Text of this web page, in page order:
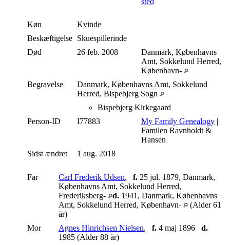
Køn
Kvinde
Beskæftigelse Skuespillerinde
Død
26 feb. 2008
Danmark, Københavns
Amt, Sokkelund Herred,
København-
Begravelse
Danmark, Københavns Amt, Sokkelund
Herred, Bispebjerg Sogn
Bispebjerg Kirkegaard
Person-ID
I77883 My Family Genealogy |
Familen Ravnholdt &
Hansen
Sidst ændret
1 aug. 2018
Far Carl Frederik Udsen, f. 25 jul. 1879, Danmark,
Københavns Amt, Sokkelund Herred,
Frederiksberg-
d. 1941, Danmark, Københavns
Amt, Sokkelund Herred, København-
(Alder 61
år)
Mor
Agnes Hinrichsen Nielsen, f. 4 maj 1896 d.
1985 (Alder 88 år)